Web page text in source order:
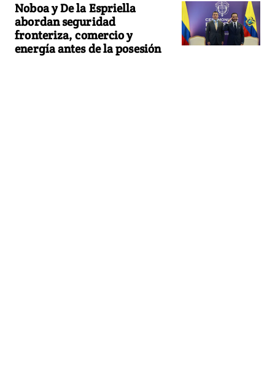
Noboa y De la Espriella
abordan seguridad
fronteriza, comercio y
energía antes de la posesión